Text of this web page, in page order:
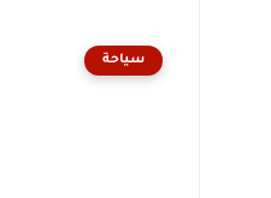
سياحة